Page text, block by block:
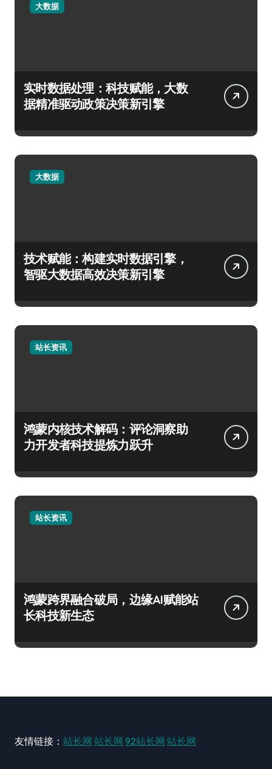
大数据
实时数据处理：科技赋能，大数
据精准驱动政策决策新引擎
大数据
技术赋能：构建实时数据引擎，
智驱大数据高效决策新引擎
站长资讯
鸿蒙内核技术解码：评论洞察助
力开发者科技提炼力跃升
站长资讯
鸿蒙跨界融合破局，边缘AI赋能站
长科技新生态
友情链接： 站长网 站长网 92站长网 站长网